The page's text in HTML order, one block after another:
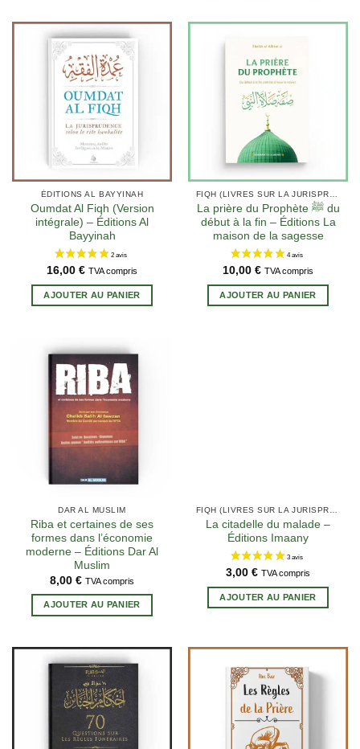
7 avis
ÉDITIONS AL BAYYINAH
Oumdat Al Fiqh (Version
intégrale) – Éditions Al
Bayyinah
16,00 € TVA compris
AJOUTER AU PANIER
FIQH (LIVRES SUR LA JURISPRUDENCE EN ISLAM)
La prière du Prophète ﷺ du
début à la fin – Éditions La
maison de la sagesse
10,00 € TVA compris
AJOUTER AU PANIER
DAR AL MUSLIM
Riba et certaines de ses
formes dans l’économie
moderne – Éditions Dar Al
Muslim
8,00 € TVA compris
AJOUTER AU PANIER
FIQH (LIVRES SUR LA JURISPRUDENCE EN ISLAM)
La citadelle du malade –
Éditions Imaany
3,00 € TVA compris
AJOUTER AU PANIER